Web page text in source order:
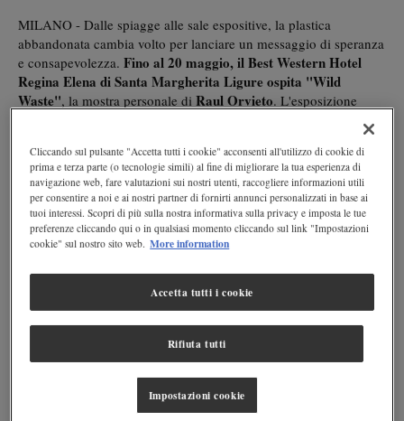
MILANO - Dalle spiagge alle sale espositive, la plastica
abbandonata cambia volto per lanciare un messaggio di speranza
e consapevolezza. Fino al 20 maggio, il Best Western Hotel
Regina Elena di Santa Margherita Ligure ospita "Wild
Waste", la mostra personale di Raul Orvieto. L'esposizione
trasformando l'hotel in un osservatorio privilegiato sulla salute
degli ecosistemi marini.
Dall'inquinamento all'arte: la bellezza che
denuncia
Il cuore del progetto risiede in quello che l’artista definisce un
"corto circuito visivo".Lo spettatore viene inizialmente attratto
dall'armonia delle forme e dai colori vivaci di creature marine
apparentemente classiche, per poi scoprire una realtà più cruda:
quei corpi sono modellati conplastiche recuperate
direttamente sulle spiagge.
Tra le opere protagoniste spiccanoTriple R
opere già finaliste del prestigioso premio
Cliccando sul pulsante "Accetta tutti i cookie" acconsenti all'utilizzo di cookie di
prima e terza parte (o tecnologie simili) al fine di migliorare la tua esperienza di
navigazione web, fare valutazioni sui nostri utenti, raccogliere informazioni utili
per consentire a noi e ai nostri partner di fornirti annunci personalizzati in base ai
tuoi interessi. Scopri di più sulla nostra informativa sulla privacy e imposta le tue
preferenze cliccando qui o in qualsiasi momento cliccando sul link "Impostazioni
cookie" sul nostro sito web. More information
Rifiuta tutti
Accetta tutti i cookie
Impostazioni cookie